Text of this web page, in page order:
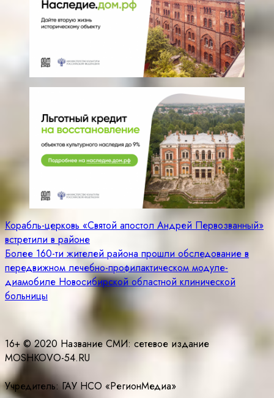
Навигация
по
записям
Корабль-церковь «Святой апостол Андрей Первозванный»
встретили в районе
Более 160-ти жителей района прошли обследование в
передвижном лечебно-профилактическом модуле-
диамобиле Новосибирской областной клинической
больницы
16+ © 2020 Название СМИ: cетевое издание
MOSHKOVO-54.RU
Учредитель: ГАУ НСО «РегионМедиа»